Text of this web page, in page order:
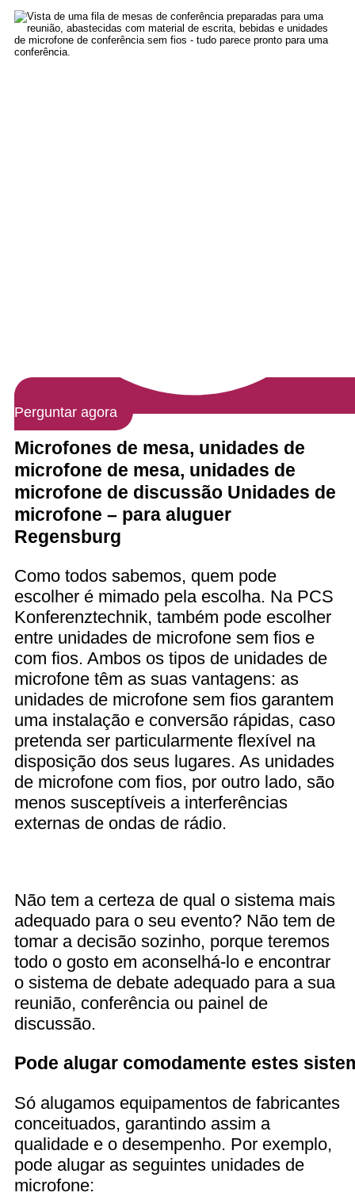
Perguntar agora
Microfones de mesa, unidades de
microfone de mesa, unidades de
microfone de discussão Unidades de
microfone – para aluguer
Regensburg
Como todos sabemos, quem pode
escolher é mimado pela escolha. Na PCS
Konferenztechnik, também pode escolher
entre unidades de microfone sem fios e
com fios. Ambos os tipos de unidades de
microfone têm as suas vantagens: as
unidades de microfone sem fios garantem
uma instalação e conversão rápidas, caso
pretenda ser particularmente flexível na
disposição dos seus lugares. As unidades
de microfone com fios, por outro lado, são
menos susceptíveis a interferências
externas de ondas de rádio.
Não tem a certeza de qual o sistema mais
adequado para o seu evento? Não tem de
tomar a decisão sozinho, porque teremos
todo o gosto em aconselhá-lo e encontrar
o sistema de debate adequado para a sua
reunião, conferência ou painel de
discussão.
Pode alugar comodamente estes
Só alugamos equipamentos de fabricantes
conceituados, garantindo assim a
qualidade e o desempenho. Por exemplo,
pode alugar as seguintes unidades de
microfone: